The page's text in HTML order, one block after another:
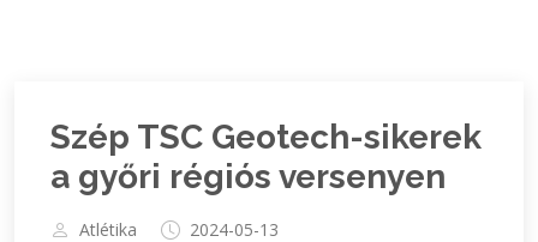
Szép TSC Geotech-sikerek
a győri régiós versenyen
Atlétika 2024-05-13